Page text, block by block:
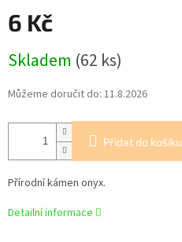
6 Kč
cena:
Skladem (62 ks)
Můžeme doručit do: 11.8.2026
Přidat do košíku
Přírodní kámen onyx.
Detailní informace